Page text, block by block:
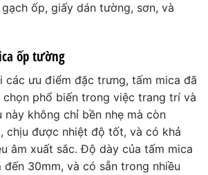
ốp, giấy dán tường, sơn, và
ốp tường
ưu điểm đặc trưng, tấm mica đã
phổ biến trong việc trang trí và
không chỉ bền nhẹ mà còn
chịu được nhiệt độ tốt, và có khả
âm xuất sắc. Độ dày của tấm mica
30mm, và có sẵn trong nhiều